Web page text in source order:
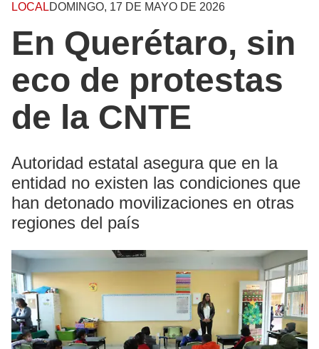
LOCALDOMINGO, 17 DE MAYO DE 2026
En Querétaro, sin
eco de protestas
de la CNTE
Autoridad estatal asegura que en la
entidad no existen las condiciones que
han detonado movilizaciones en otras
regiones del país